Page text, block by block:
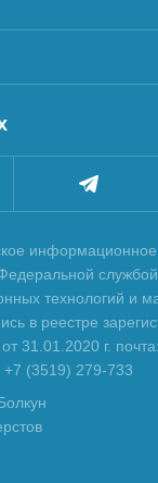
информационное
технологий и
в реестре
31.01.2020 г.
(3519) 279-733